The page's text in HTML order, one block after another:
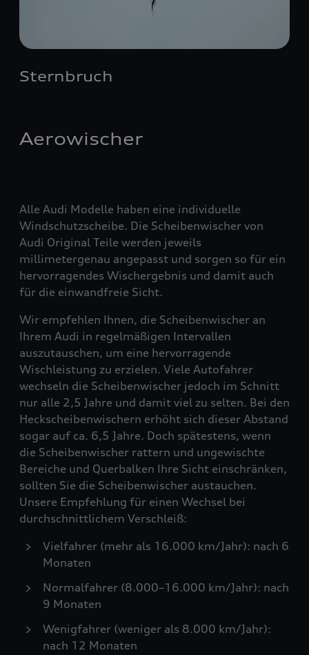
Sternbruch
Aerowischer
Alle Audi Modelle haben eine individuelle
Windschutzscheibe. Die Scheibenwischer von
Audi Original Teile werden jeweils
millimetergenau angepasst und sorgen so für ein
hervorragendes Wischergebnis und damit auch
für die einwandfreie Sicht.
Wir empfehlen Ihnen, die Scheibenwischer an
Ihrem Audi in regelmäßigen Intervallen
auszutauschen, um eine hervorragende
Wischleistung zu erzielen. Viele Autofahrer
wechseln die Scheibenwischer jedoch im Schnitt
nur alle 2,5 Jahre und damit viel zu selten. Bei den
Heckscheibenwischern erhöht sich dieser Abstand
sogar auf ca. 6,5 Jahre. Doch spätestens, wenn
die Scheibenwischer rattern und ungewischte
Bereiche und Querbalken Ihre Sicht einschränken,
sollten Sie die Scheibenwischer austauchen.
Unsere Empfehlung für einen Wechsel bei
durchschnittlichem Verschleiß:
Vielfahrer (mehr als 16.000 km/Jahr): nach 6
Monaten
Normalfahrer (8.000–16.000 km/Jahr): nach
9 Monaten
Wenigfahrer (weniger als 8.000 km/Jahr):
nach 12 Monaten